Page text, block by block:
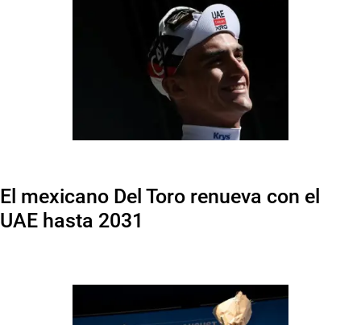
El mexicano Del Toro renueva con el
UAE hasta 2031